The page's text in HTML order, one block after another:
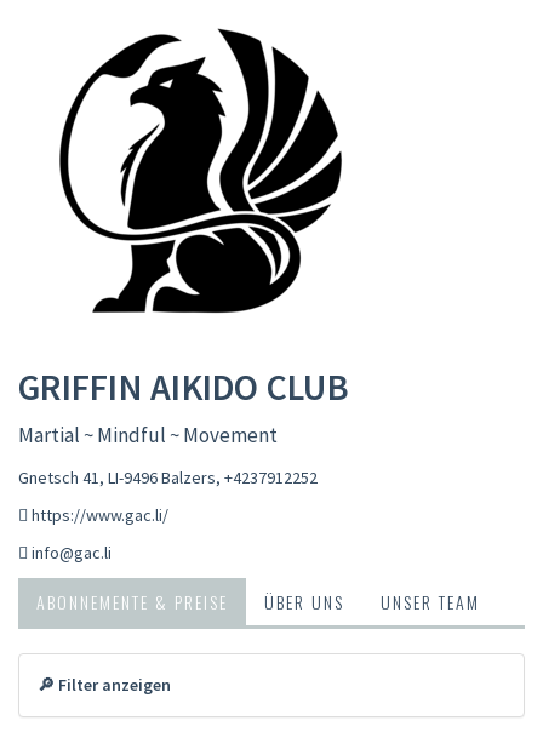
GRIFFIN AIKIDO CLUB
Martial ~ Mindful ~ Movement
Gnetsch 41, LI-9496 Balzers, +4237912252
https://www.gac.li/
info@gac.li
ABONNEMENTE & PREISE ÜBER UNS UNSER TEAM
🔎 Filter anzeigen